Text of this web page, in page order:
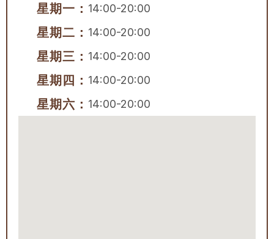
星期一： 14:00-20:00
星期二： 14:00-20:00
星期三： 14:00-20:00
星期四： 14:00-20:00
星期六： 14:00-20:00